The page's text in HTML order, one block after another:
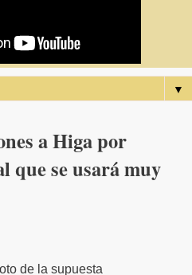
▼
a Higa por
que se usará muy
de la supuesta